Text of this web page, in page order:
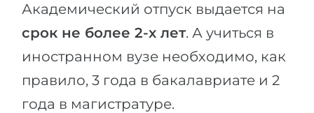
Академический отпуск выдается на
срок не более 2-х лет. А учиться в
иностранном вузе необходимо, как
правило, 3 года в бакалавриате и 2
года в магистратуре.